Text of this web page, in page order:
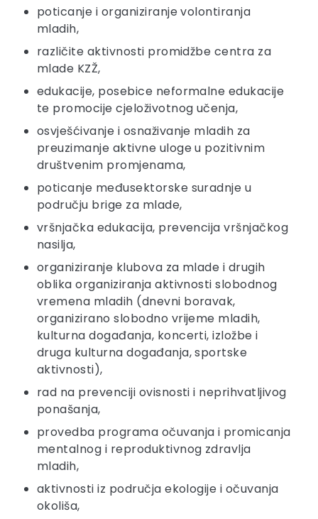
poticanje i organiziranje volontiranja
mladih,
različite aktivnosti promidžbe centra za
mlade KZŽ,
edukacije, posebice neformalne edukacije
te promocije cjeloživotnog učenja,
osvješćivanje i osnaživanje mladih za
preuzimanje aktivne uloge u pozitivnim
društvenim promjenama,
poticanje međusektorske suradnje u
području brige za mlade,
vršnjačka edukacija, prevencija vršnjačkog
nasilja,
organiziranje klubova za mlade i drugih
oblika organiziranja aktivnosti slobodnog
vremena mladih (dnevni boravak,
organizirano slobodno vrijeme mladih,
kulturna događanja, koncerti, izložbe i
druga kulturna događanja, sportske
aktivnosti),
rad na prevenciji ovisnosti i neprihvatljivog
ponašanja,
provedba programa očuvanja i promicanja
mentalnog i reproduktivnog zdravlja
mladih,
aktivnosti iz područja ekologije i očuvanja
okoliša,